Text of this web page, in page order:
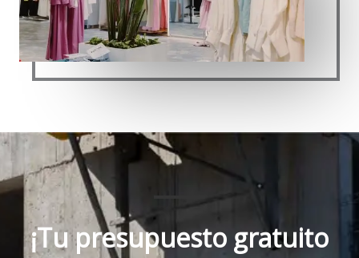
¡Tu presupuesto gratuito